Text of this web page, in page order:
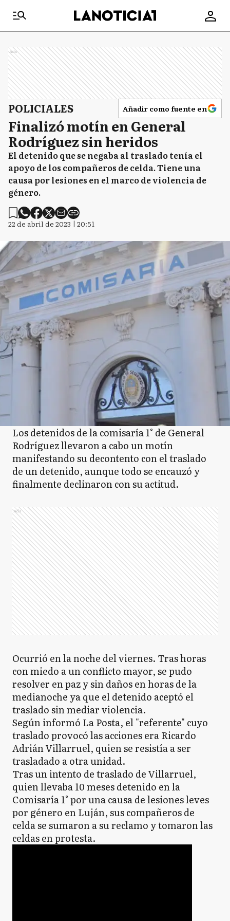
Ads
POLICIALES Añadir como fuente en
Finalizó motín en General
Rodríguez sin heridos
El detenido que se negaba al traslado tenía el
apoyo de los compañeros de celda. Tiene una
causa por lesiones en el marco de violencia de
género.
22 de abril de 2023 | 20:51
Los detenidos de la comisaría 1° de General
Rodríguez llevaron a cabo un motín
manifestando su decontento con el traslado
de un detenido, aunque todo se encauzó y
finalmente declinaron con su actitud.
Ads
Ocurrió en la noche del viernes. Tras horas
con miedo a un conflicto mayor, se pudo
resolver en paz y sin daños en horas de la
medianoche ya que el detenido aceptó el
traslado sin mediar violencia.
Según informó La Posta, el "referente" cuyo
traslado provocó las acciones era Ricardo
Adrián Villarruel, quien se resistía a ser
trasladado a otra unidad.
Tras un intento de traslado de Villarruel,
quien llevaba 10 meses detenido en la
Comisaría 1° por una causa de lesiones leves
por género en Luján, sus compañeros de
celda se sumaron a su reclamo y tomaron las
celdas en protesta.